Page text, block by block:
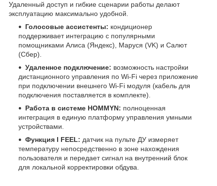
Удаленный доступ и гибкие сценарии работы делают
эксплуатацию максимально удобной.
Голосовые ассистенты: кондиционер
поддерживает интеграцию с популярными
помощниками Алиса (Яндекс), Маруся (VK) и Салют
(Сбер).
Удаленное подключение: возможность настройки
дистанционного управления по Wi-Fi через приложение
при подключении внешнего Wi-Fi модуля (кабель для
подключения поставляется в комплекте).
Работа в системе HOMMYN: полноценная
интеграция в единую платформу управления умными
устройствами.
Функция I FEEL: датчик на пульте ДУ измеряет
температуру непосредственно в зоне нахождения
пользователя и передает сигнал на внутренний блок
для локальной корректировки обдува.